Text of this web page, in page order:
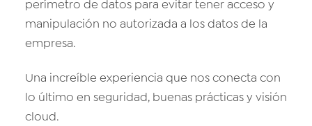
perímetro de datos para evitar tener acceso y
manipulación no autorizada a los datos de la
empresa.
Una increíble experiencia que nos conecta con
lo último en seguridad, buenas prácticas y visión
cloud.